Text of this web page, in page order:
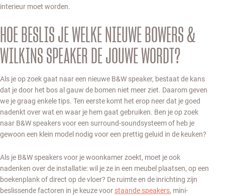
interieur moet worden.
HOE BESLIS JE WELKE NIEUWE BOWERS &
WILKINS SPEAKER DE JOUWE WORDT?
Als je op zoek gaat naar een nieuwe B&W speaker, bestaat de kans
dat je door het bos al gauw de bomen niet meer ziet. Daarom geven
we je graag enkele tips. Ten eerste komt het erop neer dat je goed
nadenkt over wat en waar je hem gaat gebruiken. Ben je op zoek
naar B&W speakers voor een surround-soundsysteem of heb je
gewoon een klein model nodig voor een prettig geluid in de keuken?
Als je B&W speakers voor je woonkamer zoekt, moet je ook
nadenken over de installatie: wil je ze in een meubel plaatsen, op een
boekenplank of direct op de vloer? De ruimte en de inrichting zijn
beslissende factoren in je keuze voor staande speakers, mini-